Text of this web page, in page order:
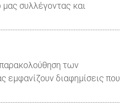
συλλέγοντας και
των
εμφανίζουν διαφημίσεις που